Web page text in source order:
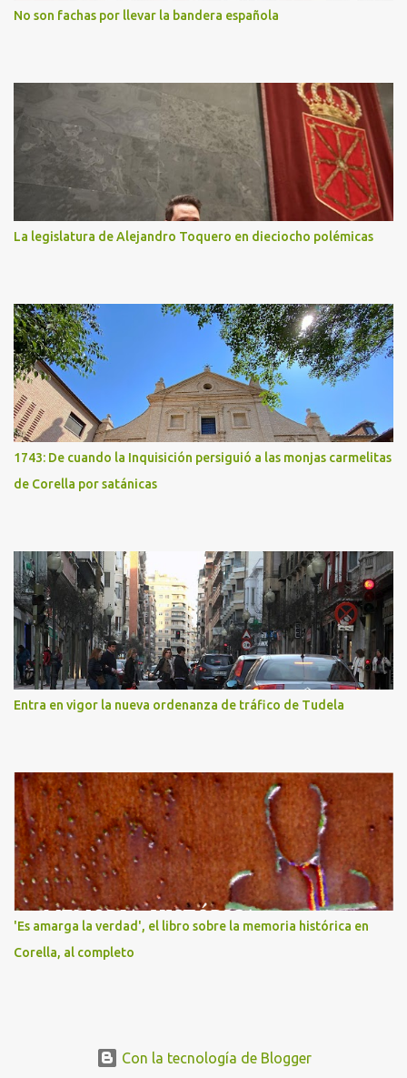
No son fachas por llevar la bandera española
La legislatura de Alejandro Toquero en dieciocho polémicas
1743: De cuando la Inquisición persiguió a las monjas carmelitas
de Corella por satánicas
Entra en vigor la nueva ordenanza de tráfico de Tudela
'Es amarga la verdad', el libro sobre la memoria histórica en
Corella, al completo
Con la tecnología de Blogger